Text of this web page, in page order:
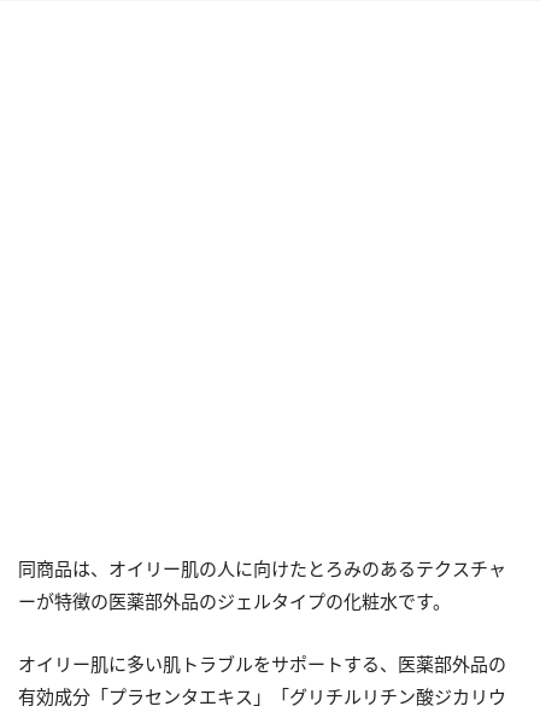
同商品は、オイリー肌の人に向けたとろみのあるテクスチャ
ーが特徴の医薬部外品のジェルタイプの化粧水です。
オイリー肌に多い肌トラブルをサポートする、医薬部外品の
有効成分「プラセンタエキス」「グリチルリチン酸ジカリウ